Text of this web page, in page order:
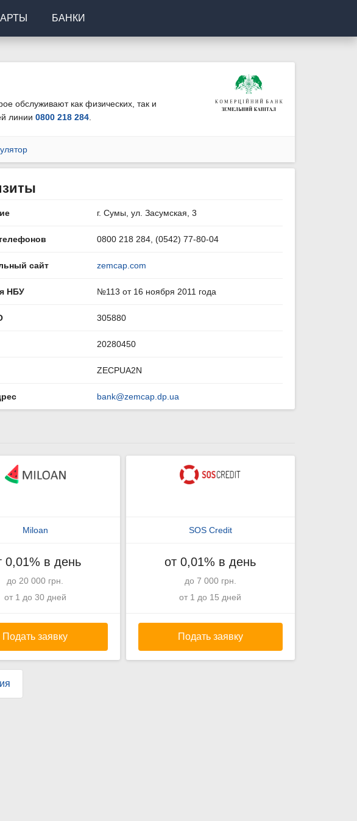
БАНКИ
обслуживают как физических, так и
линии 0800 218 284
г. Сумы, ул. Засумская, 3
0800 218 284, (0542) 77-80-04
сайт zemcap.com
НБУ №113 от 16 ноября 2011 года
305880
20280450
ZECPUA2N
bank@zemcap.dp.ua
Miloan
0,01% в день
до 20 000 грн.
от 1 до 30 дней
Подать заявку
SOS Credit
от 0,01% в день
до 7 000 грн.
от 1 до 15 дней
Подать заявку